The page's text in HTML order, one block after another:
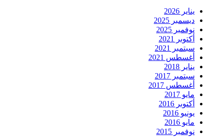
يناير 2026
ديسمبر 2025
نوفمبر 2025
أكتوبر 2021
سبتمبر 2021
أغسطس 2021
يناير 2018
سبتمبر 2017
أغسطس 2017
مايو 2017
أكتوبر 2016
يونيو 2016
مايو 2016
نوفمبر 2015